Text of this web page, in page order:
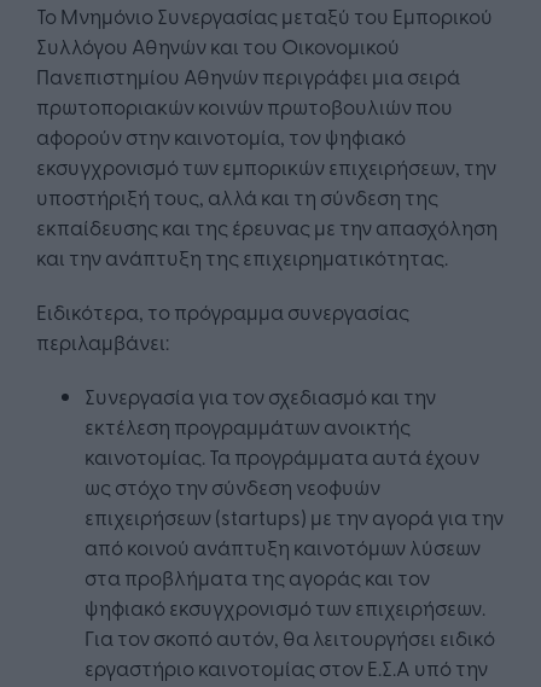
Το Μνημόνιο Συνεργασίας μεταξύ του Εμπορικού
Συλλόγου Αθηνών και του Οικονομικού
Πανεπιστημίου Αθηνών περιγράφει μια σειρά
πρωτοποριακών κοινών πρωτοβουλιών που
αφορούν στην καινοτομία, τον ψηφιακό
εκσυγχρονισμό των εμπορικών επιχειρήσεων, την
υποστήριξή τους, αλλά και τη σύνδεση της
εκπαίδευσης και της έρευνας με την απασχόληση
και την ανάπτυξη της επιχειρηματικότητας.
Ειδικότερα, το πρόγραμμα συνεργασίας
περιλαμβάνει:
Συνεργασία για τον σχεδιασμό και την
εκτέλεση προγραμμάτων ανοικτής
καινοτομίας. Τα προγράμματα αυτά έχουν
ως στόχο την σύνδεση νεοφυών
επιχειρήσεων (startups) με την αγορά για την
από κοινού ανάπτυξη καινοτόμων λύσεων
στα προβλήματα της αγοράς και τον
ψηφιακό εκσυγχρονισμό των επιχειρήσεων.
Για τον σκοπό αυτόν, θα λειτουργήσει ειδικό
εργαστήριο καινοτομίας στον Ε.Σ.Α υπό την